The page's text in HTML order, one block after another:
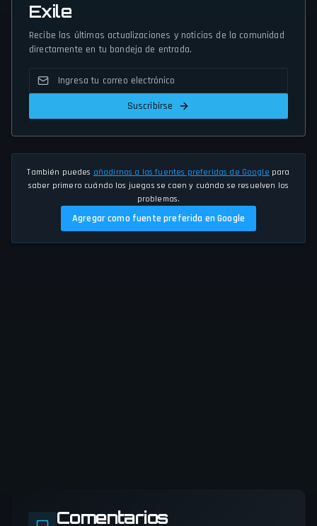
Exile
Recibe las últimas actualizaciones y noticias de la comunidad
directamente en tu bandeja de entrada.
Suscribirse
También puedes añadirnos a las fuentes preferidas de Google para
saber primero cuándo los juegos se caen y cuándo se resuelven los
problemas.
Agregar como fuente preferida en Google
Comentarios